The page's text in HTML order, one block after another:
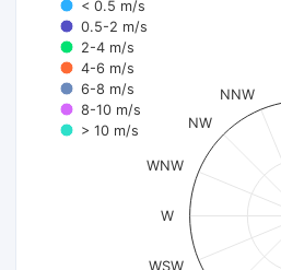
< 0.5 m/s
0.5-2 m/s
2-4 m/s
4-6 m/s
6-8 m/s
8-10 m/s
> 10 m/s
WSW
W
WNW
NW
NNW